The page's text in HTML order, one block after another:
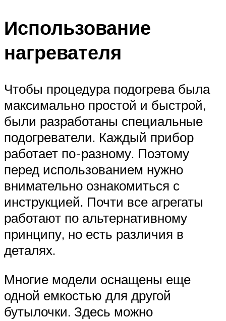
Использование
нагревателя
Чтобы процедура подогрева была
максимально простой и быстрой,
были разработаны специальные
подогреватели. Каждый прибор
работает по-разному. Поэтому
перед использованием нужно
внимательно ознакомиться с
инструкцией. Почти все агрегаты
работают по альтернативному
принципу, но есть различия в
деталях.
Многие модели оснащены еще
одной емкостью для другой
бутылочки. Здесь можно